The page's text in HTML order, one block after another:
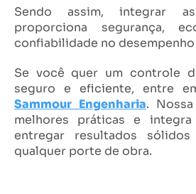
Sendo assim, integrar
proporciona segurança,
confiabilidade no
Se você quer um controle
seguro e eficiente, entre
Sammour Engenharia.
melhores práticas e
entregar resultados
qualquer porte de obra.